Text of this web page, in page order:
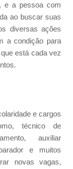
e a pessoa com
ao buscar suas
diversas ações
a condição para
está cada vez
e cargos
técnico de
auxiliar
e muitos
novas vagas,